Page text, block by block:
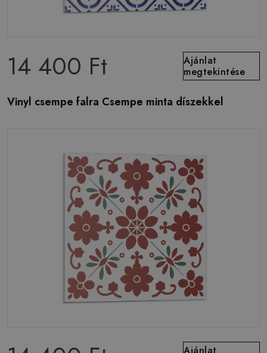
14 400 Ft
Ajánlat
megtekintése
Vinyl csempe falra Csempe minta díszekkel